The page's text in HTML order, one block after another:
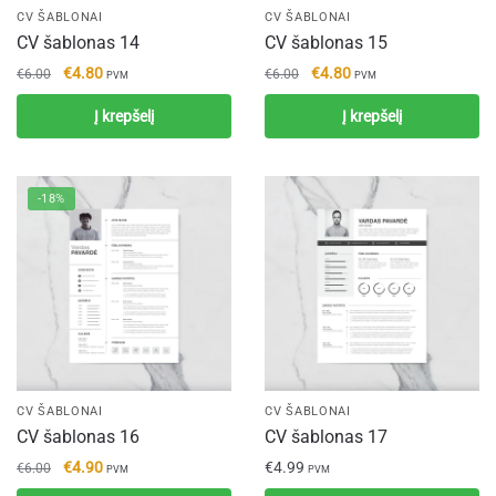
CV ŠABLONAI
CV šablonas 14
€6.00
Original
price
€6.00.
€4.80Current
price
is:
€4.80.
PVM
Į krepšelį
CV ŠABLONAI
CV šablonas 15
€6.00
Original
price
€6.00.
€4.80Current
price
is:
€4.80.
PVM
Į krepšelį
-18%
CV ŠABLONAI
CV šablonas 16
€6.00
Original
price
€4.90Current
price
PVM
CV ŠABLONAI
CV šablonas 17
€4.99 PVM